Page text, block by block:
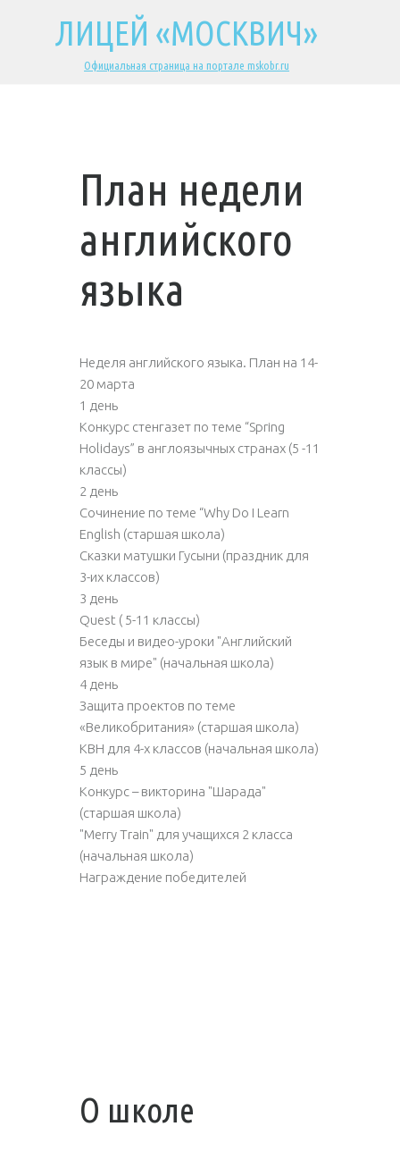
ЛИЦЕЙ «МОСКВИЧ»
Официальная страница на портале mskobr.ru
План недели
английского
языка
Неделя английского языка. План на 14-
20 марта
1 день
Конкурс стенгазет по теме “Spring
Holidays” в англоязычных странах (5 -11
классы)
2 день
Сочинение по теме “Why Do I Learn
English (старшая школа)
Сказки матушки Гусыни (праздник для
3-их классов)
3 день
Quest ( 5-11 классы)
Беседы и видео-уроки "Английский
язык в мире" (начальная школа)
4 день
Защита проектов по теме
«Великобритания» (старшая школа)
КВН для 4-х классов (начальная школа)
5 день
Конкурс – викторина "Шарада"
(старшая школа)
"Merry Train" для учащихся 2 класса
(начальная школа)
Награждение победителей
О школе